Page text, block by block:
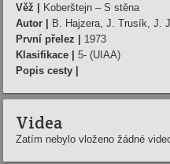
Věž |
Koberštejn – S stěna
Autor |
B. Hajzera, J. Trusí­k, J.
První přelez |
1973
Klasifikace |
5- (UIAA)
Popis cesty |
Videa
Zatím nebylo vloženo žádné